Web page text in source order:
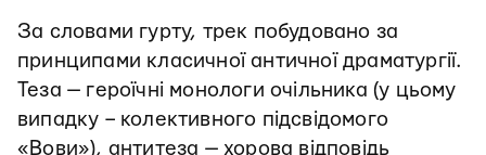
За словами гурту, трек побудовано за
принципами класичної античної драматургії.
Теза — героїчні монологи очільника (у цьому
випадку – колективного підсвідомого
«Вови»), антитеза — хорова відповідь